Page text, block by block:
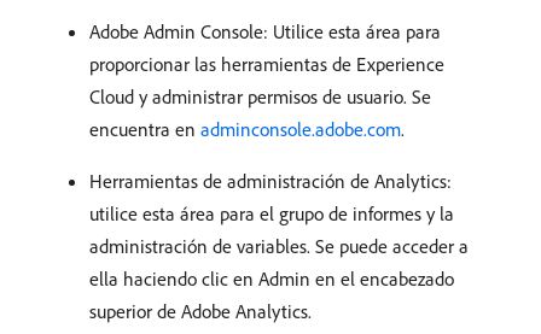
Adobe Admin Console: Utilice esta área para
proporcionar las herramientas de Experience
Cloud y administrar permisos de usuario. Se
encuentra en adminconsole.adobe.com.
Herramientas de administración de Analytics:
utilice esta área para el grupo de informes y la
administración de variables. Se puede acceder a
ella haciendo clic en Admin en el encabezado
superior de Adobe Analytics.